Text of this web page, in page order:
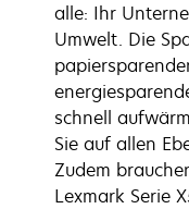
alle: Ihr
Umwelt. Die
schnell
Sie auf allen
Zudem
Lexmark Serie